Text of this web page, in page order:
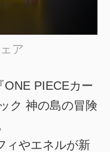
ア
ONE PIECEカー
ク 神の島の冒険
ィやエネルが新